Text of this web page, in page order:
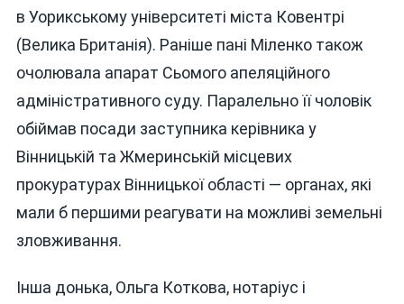
в Уорикському університеті міста Ковентрі
(Велика Британія). Раніше пані Міленко також
очолювала апарат Сьомого апеляційного
адміністративного суду. Паралельно її чоловік
обіймав посади заступника керівника у
Вінницькій та Жмеринській місцевих
прокуратурах Вінницької області — органах, які
мали б першими реагувати на можливі земельні
зловживання.
Інша донька, Ольга Коткова, нотаріус і